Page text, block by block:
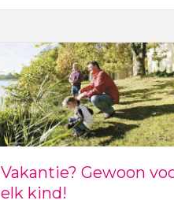
Vakantie? Gewoon
elk kind!